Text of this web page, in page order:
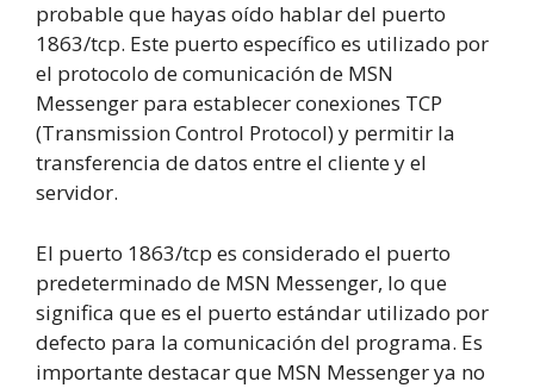
probable que hayas oído hablar del puerto
1863/tcp. Este puerto específico es utilizado por
el protocolo de comunicación de MSN
Messenger para establecer conexiones TCP
(Transmission Control Protocol) y permitir la
transferencia de datos entre el cliente y el
servidor.
El puerto 1863/tcp es considerado el puerto
predeterminado de MSN Messenger, lo que
significa que es el puerto estándar utilizado por
defecto para la comunicación del programa. Es
importante destacar que MSN Messenger ya no